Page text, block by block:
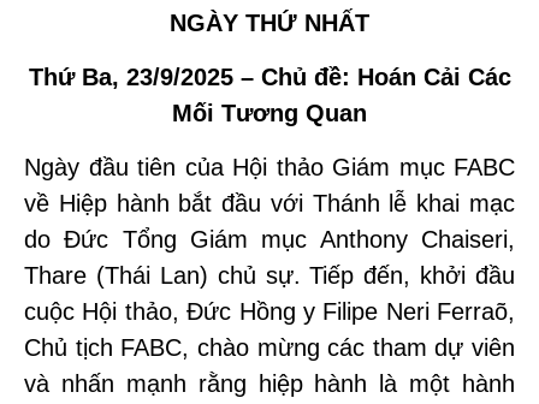
NGÀY THỨ NHẤT
Thứ Ba, 23/9/2025 – Chủ đề: Hoán Cải Các
Mối Tương Quan
Ngày đầu tiên của Hội thảo Giám mục FABC
về Hiệp hành bắt đầu với Thánh lễ khai mạc
do Đức Tổng Giám mục Anthony Chaiseri,
Thare (Thái Lan) chủ sự. Tiếp đến, khởi đầu
cuộc Hội thảo, Đức Hồng y Filipe Neri Ferraõ,
Chủ tịch FABC, chào mừng các tham dự viên
và nhấn mạnh rằng hiệp hành là một hành